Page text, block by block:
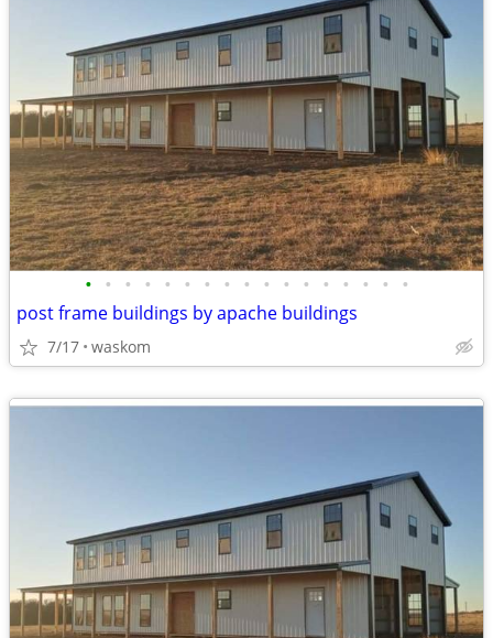
• • • • • • • • • • • • • • • • •
post frame buildings by apache buildings
7/17 waskom